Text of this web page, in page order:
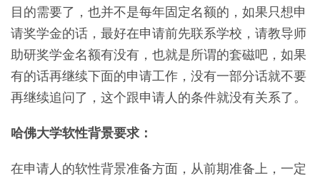
目的需要了，也并不是每年固定名额的，如果只想申
请奖学金的话，最好在申请前先联系学校，请教导师
助研奖学金名额有没有，也就是所谓的套磁吧，如果
有的话再继续下面的申请工作，没有一部分话就不要
再继续追问了，这个跟申请人的条件就没有关系了。
哈佛大学软性背景要求：
在申请人的软性背景准备方面，从前期准备上，一定